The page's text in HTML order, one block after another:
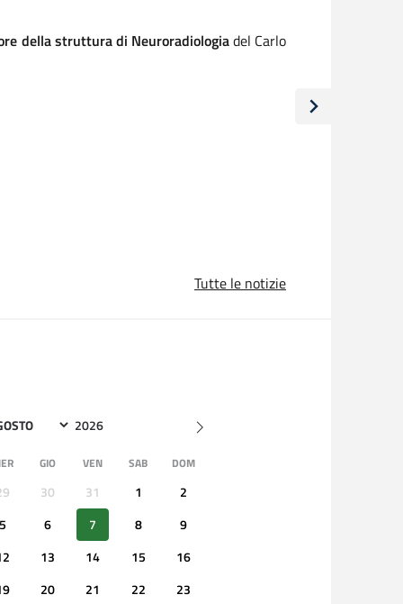
Paccini, infermiere professionale della Cra
di Mantova. La direzione strategica
lo salutano con affetto e sono vicini ai
Tutte le notizie
NEL SETTING
- Via Rinaldo Mantovano 5, Mantova
GIO VEN SAB DOM
30 31 1
2
5 6 7 8
9
13 14 15
16
20 21 22
23